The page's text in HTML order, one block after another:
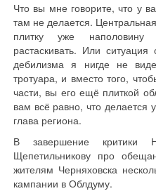
Что вы мне говорите, что у
там не делается.
плитку уже
растаскивать. Или
дебилизма я нигде не
тротуара, и вместо того,
части, вы его ещё плиткой
вам всё равно, что
глава региона.
В завершение критики
Щепетильникову про
жителям Черняховска
кампании в Облдуму.